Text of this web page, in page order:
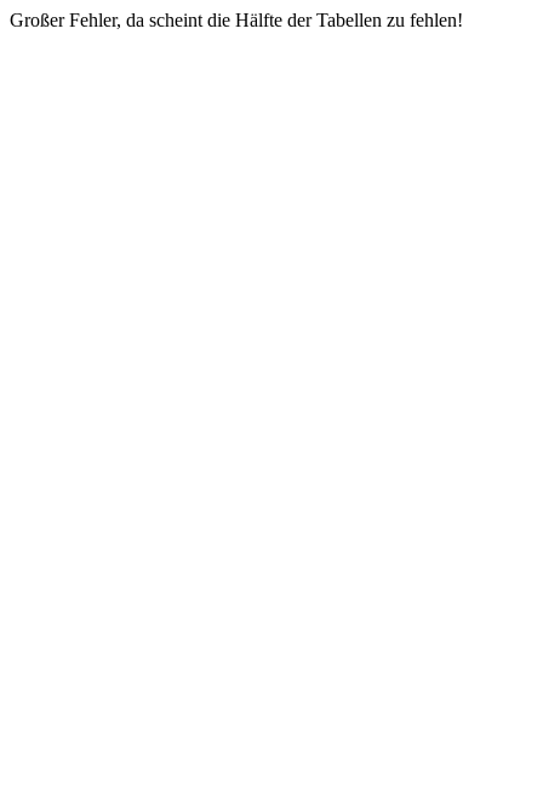
Großer Fehler, da scheint die Hälfte der Tabellen zu fehlen!